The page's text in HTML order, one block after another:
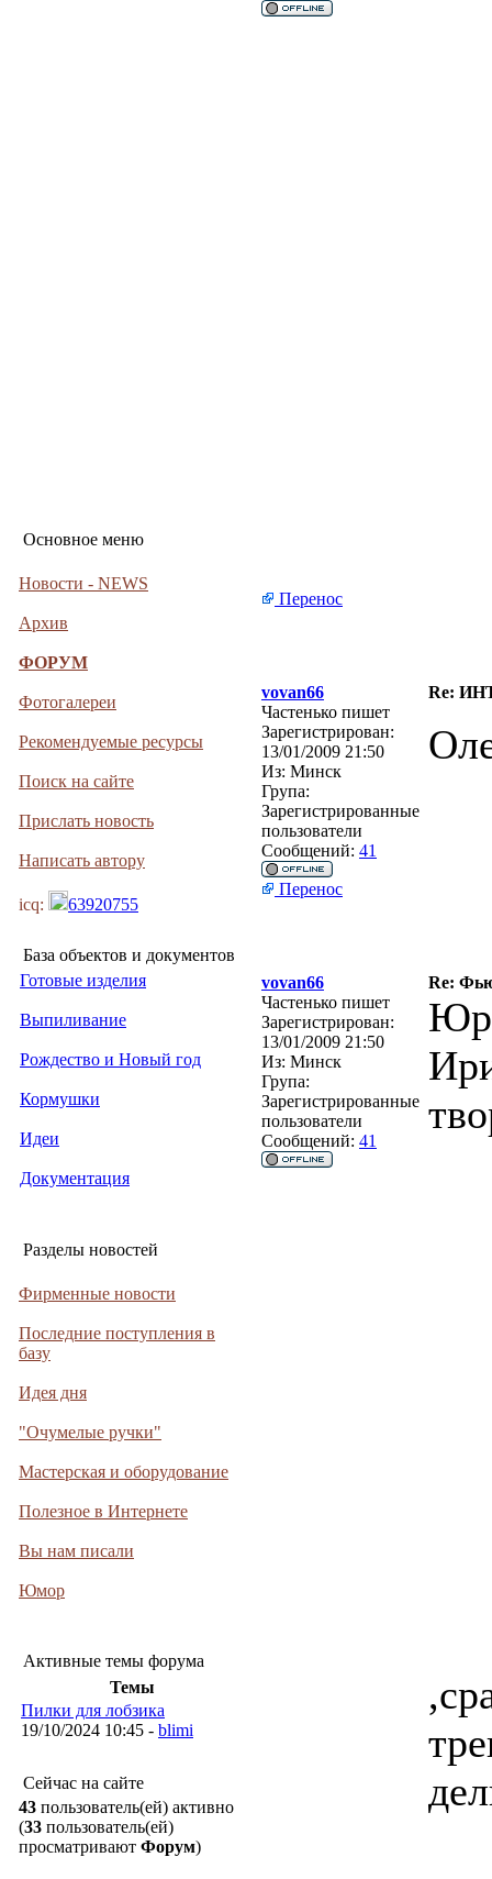
Основное меню
Новости - NEWS
Архив
ФОРУМ
Фотогалереи
Рекомендуемые ресурсы
Поиск на сайте
Прислать новость
Написать автору
icq: 63920755
База объектов и документов
Готовые изделия
Выпиливание
Рождество и Новый год
Кормушки
Идеи
Документация
Разделы новостей
Фирменные новости
Последние поступления в
базу
Идея дня
"Очумелые ручки"
Мастерская и оборудование
Полезное в Интернете
Вы нам писали
Юмор
Активные темы форума
Темы
Пилки для лобзика
19/10/2024 10:45 - blimi
Сейчас на сайте
43 пользователь(ей) активно
(33 пользователь(ей)
просматривают Форум)
Перенос
vovan66
Re:
Частенько пишет
Зарегистрирован:
13/01/2009 21:50
Из: Минск
Група:
Зарегистрированные
пользователи
Сообщений: 41
Перенос
vovan66
Re:
Частенько пишет
Зарегистрирован:
13/01/2009 21:50
Из: Минск
Група:
Зарегистрированные
пользователи
Сообщений: 41